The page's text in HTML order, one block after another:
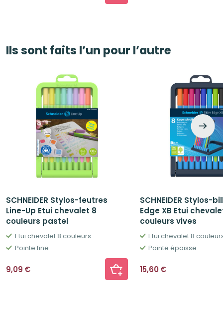
Ils sont faits l’un pour l’autre
SCHNEIDER Stylos-feutres
Line-Up Etui chevalet 8
couleurs pastel
Etui chevalet 8 couleurs
Pointe fine
9,09 €
SCHNEIDER Stylos-
Edge XB Etui
couleurs vives
Etui chevalet 8
Pointe épaisse
15,60 €